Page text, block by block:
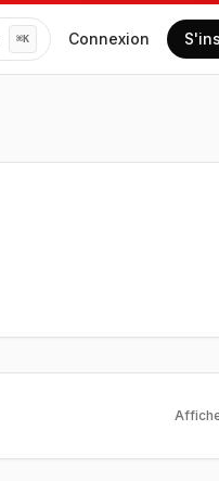
⌘K Connexion